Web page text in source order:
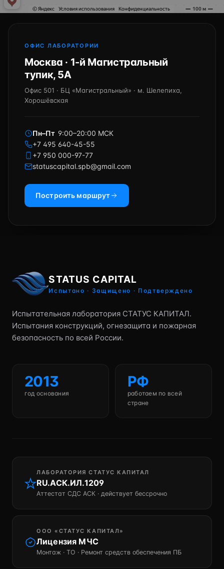
ОФИС ЛАБОРАТОРИИ
Москва · 1-й Магистральный
тупик, 5А
Офис 501 · БЦ «Магистральный» · м. Шелепиха,
Хорошёвская
Пн–Пт 9:00–20:00 МСК
+7 495 640-45-55
+7 950 000-97-77
statuscapital.spb@gmail.com
Построить маршрут
STATUS CAPITAL
Испытано · Защищено · Подтверждено
Испытательная лаборатория СТАТУС КАПИТАЛ.
Испытания конструкций, огнезащита и пожарная
безопасность по всей России.
2013
год основания
РФ
работаем по всей
стране
ЛАБОРАТОРИЯ СТАТУС КАПИТАЛ
RU.АСК.ИЛ.1209
Аттестат СДС АСК · действует бессрочно
ООО «СТАТУС КАПИТАЛ»
Лицензия МЧС
Монтаж · ТО · Ремонт средств обеспечения ПБ